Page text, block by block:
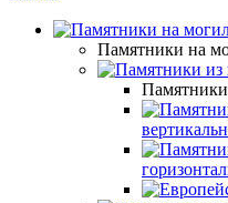
Памятники на
Памятники